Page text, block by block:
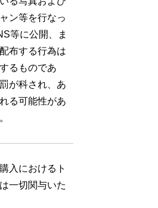
ン等を行なっ
等に公開、ま
布する行為は
るものであ
が科され、あ
る可能性があ
入におけるト
一切関与いた